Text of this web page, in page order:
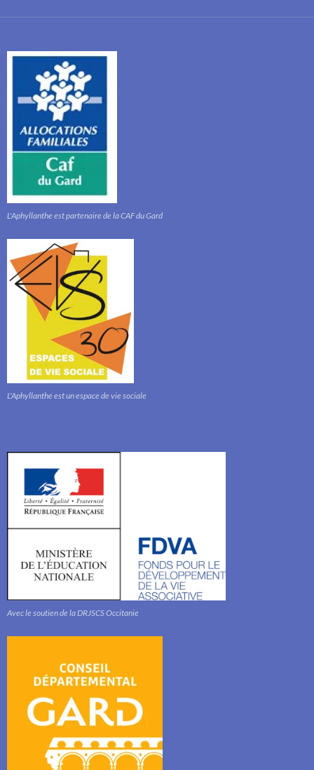
L'Aphyllanthe est partenaire de la CAF du Gard
L'Aphyllanthe est un espace de vie sociale
Avec le soutien de la DRJSCS Occitanie